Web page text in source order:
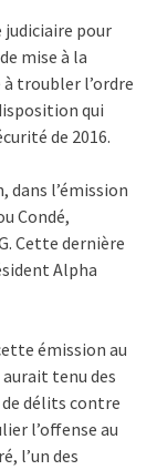
pour
mise à la
troubler l’ordre
qui
de 2016.
l’émission
Condé,
Cette dernière
Alpha
émission au
aurait tenu des
délits contre
l’offense au
l’un des